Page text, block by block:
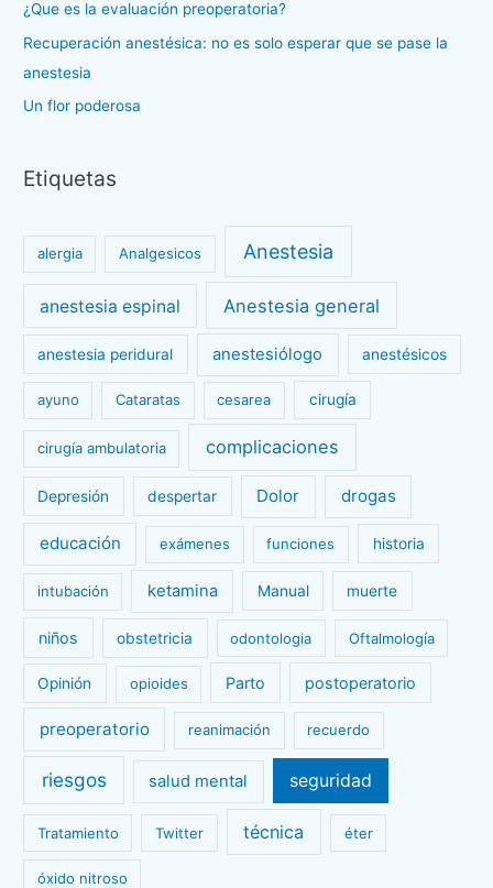
¿Que es la evaluación preoperatoria?
Recuperación anestésica: no es solo esperar que se pase la
anestesia
Un flor poderosa
Etiquetas
alergia Analgesicos Anestesia
anestesia espinal Anestesia general
anestesia peridural anestesiólogo anestésicos
ayuno Cataratas cesarea cirugía
cirugía ambulatoria complicaciones
Depresión despertar Dolor drogas
educación exámenes funciones historia
intubación ketamina Manual muerte
niños obstetricia odontologia Oftalmología
Opinión opioides Parto postoperatorio
preoperatorio reanimación recuerdo
riesgos salud mental seguridad
Tratamiento Twitter técnica éter
óxido nitroso